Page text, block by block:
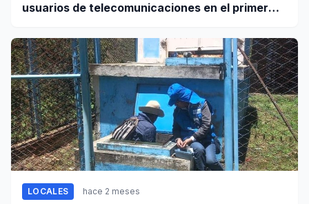
usuarios de telecomunicaciones en el primer
LOCALES hace 2 meses